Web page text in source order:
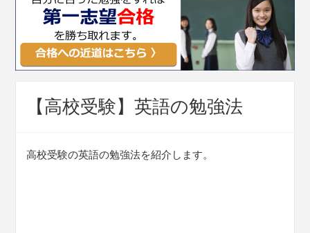
【高校受験】英語の勉強法
高校受験の英語の勉強法を紹介します。